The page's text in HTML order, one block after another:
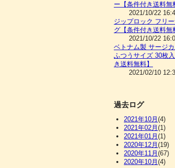
ー【条件付き送料無
2021/10/22
ジップロック フリ
グ【条件付き送料無
2021/10/22
ベトナム製 サージ
ふつうサイズ 30枚
き送料無料】
2021/02/10
過去ログ
2021年10月 (4)
2021年02月 (1)
2021年01月 (1)
2020年12月 (19)
2020年11月 (67)
2020年10月 (4)